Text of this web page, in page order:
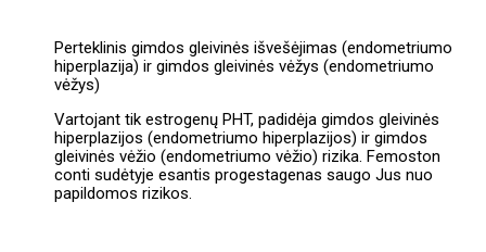
Perteklinis gimdos gleivinės išvešėjimas (endometriumo
hiperplazija) ir gimdos gleivinės vėžys (endometriumo
vėžys)
Vartojant tik estrogenų PHT, padidėja gimdos gleivinės
hiperplazijos (endometriumo hiperplazijos) ir gimdos
gleivinės vėžio (endometriumo vėžio) rizika. Femoston
conti sudėtyje esantis progestagenas saugo Jus nuo
papildomos rizikos.